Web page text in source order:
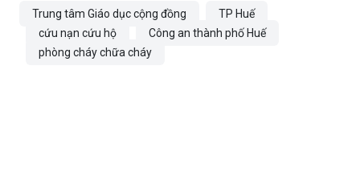
Trung tâm Giáo dục cộng đồng
TP Huế
cứu nạn cứu hộ
Công an thành phố Huế
phòng cháy chữa cháy